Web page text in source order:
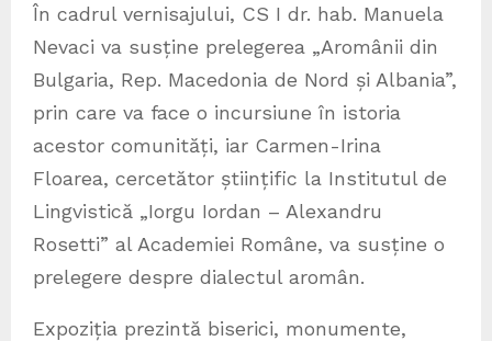
În cadrul vernisajului, CS I dr. hab. Manuela
Nevaci va susține prelegerea „Aromânii din
Bulgaria, Rep. Macedonia de Nord și Albania”,
prin care va face o incursiune în istoria
acestor comunități, iar Carmen-Irina
Floarea, cercetător științific la Institutul de
Lingvistică „Iorgu Iordan – Alexandru
Rosetti” al Academiei Române, va susține o
prelegere despre dialectul aromân.
Expoziția prezintă biserici, monumente,